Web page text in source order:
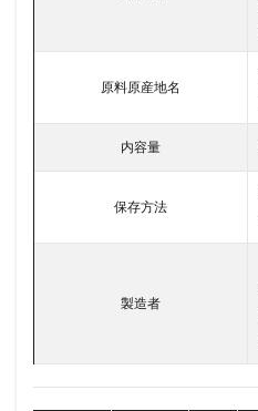
原料原産地名
内容量
保存方法
製造者